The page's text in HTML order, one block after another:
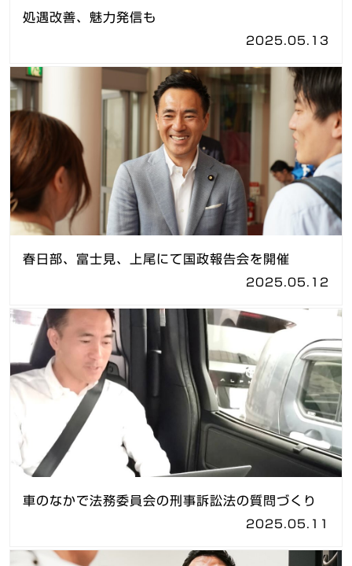
処遇改善、魅力発信も
2025.05.13
春日部、富士見、上尾にて国政報告会を開催
2025.05.12
車のなかで法務委員会の刑事訴訟法の質問づくり
2025.05.11